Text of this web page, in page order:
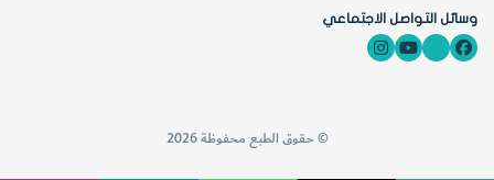
وسائل التواصل الاجتماعي
© حقوق الطبع محفوظة 2026